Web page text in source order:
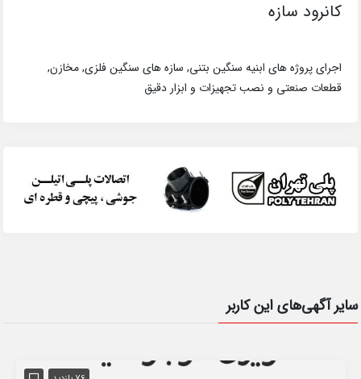
کانرود سازه
اجرای پروژه های ابنیه سنگین بتنی, سازه های سنگین فلزی, مخازن,
قطعات صنعتی و نصب تجهیزات و ابزار دقیق
سایر آگهی‌های این کاربر